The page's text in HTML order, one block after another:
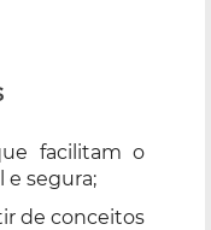
facilitam o
e segura;
de conceitos